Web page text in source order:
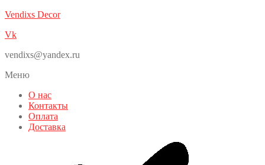
Vendixs Decor
Vk
vendixs@yandex.ru
Меню
О нас
Контакты
Оплата
Доставка